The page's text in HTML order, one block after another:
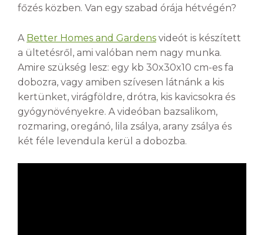
főzés közben. Van egy szabad órája hétvégén?
A Better Homes and Gardens videót is készített
a ültetésről, ami valóban nem nagy munka.
Amire szükség lesz: egy kb 30x30x10 cm-es fa
dobozra, vagy amiben szívesen látnánk a kis
kertünket, virágföldre, drótra, kis kavicsokra és
gyógynövényekre. A videóban bazsalikom,
rozmaring, oregánó, lila zsálya, arany zsálya és
két féle levendula kerül a dobozba.